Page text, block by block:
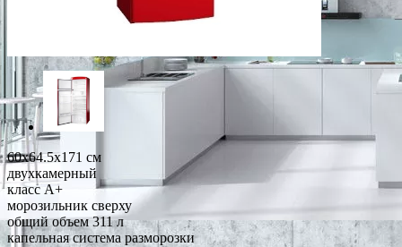
60x64.5x171 см
двухкамерный
класс A+
морозильник сверху
общий объем 311 л
капельная система разморозки